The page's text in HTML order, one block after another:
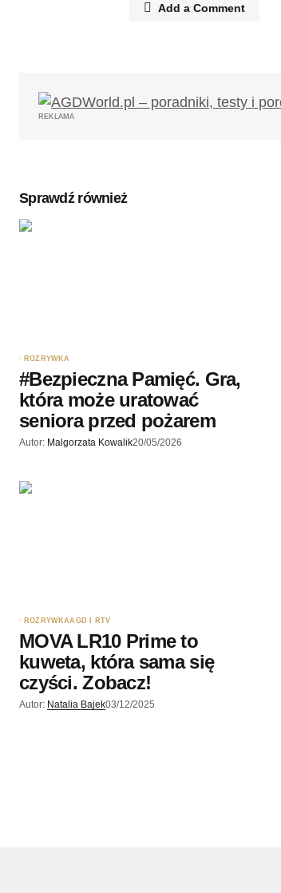
Add a Comment
REKLAMA
Sprawdź również
ROZRYWKA
#Bezpieczna Pamięć. Gra,
która może uratować
seniora przed pożarem
Autor: Malgorzata Kowalik20/05/2026
ROZRYWKAAGD I RTV
MOVA LR10 Prime to
kuweta, która sama się
czyści. Zobacz!
Autor: Natalia Bajek03/12/2025